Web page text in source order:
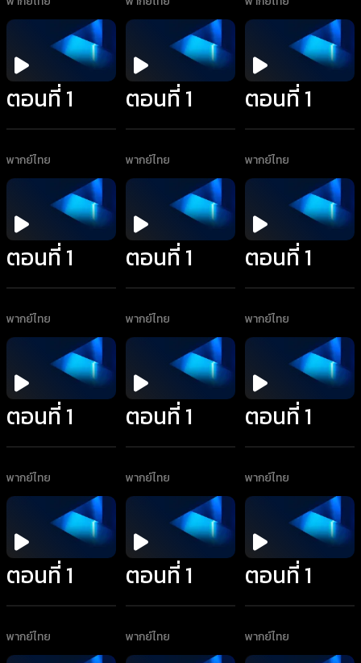
ตอนที่ 1
พากย์ไทย
ตอนที่ 1
พากย์ไทย
ตอนที่ 1
พากย์ไทย
ตอนที่ 1
พากย์ไทย
ตอนที่ 1
พากย์ไทย
ตอนที่ 1
พากย์ไทย
ตอนที่ 1
พากย์ไทย
ตอนที่ 1
พากย์ไทย
ตอนที่ 1
พากย์ไทย
ตอนที่ 1
พากย์ไทย
ตอนที่ 1
พากย์ไทย
ตอนที่ 1
พากย์ไทย